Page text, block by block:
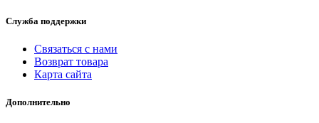
Служба поддержки
Связаться с нами
Возврат товара
Карта сайта
Дополнительно